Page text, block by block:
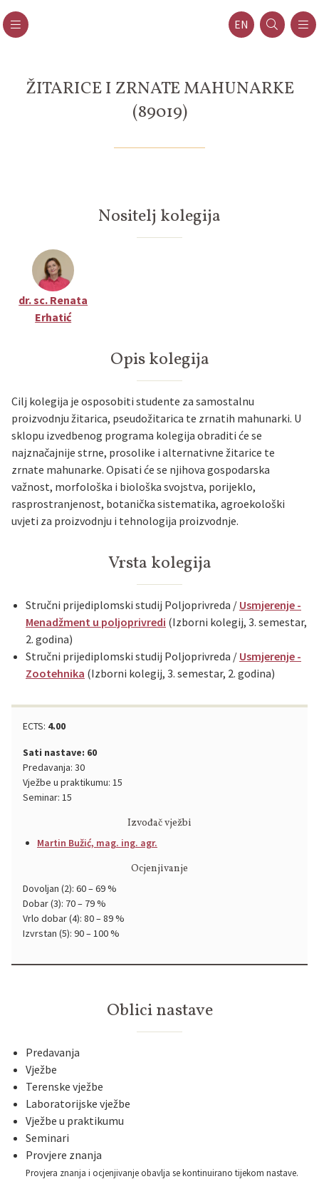
EN
ŽITARICE I ZRNATE MAHUNARKE
(89019)
Nositelj kolegija
dr. sc. Renata
Erhatić
Opis kolegija
Cilj kolegija je osposobiti studente za samostalnu
proizvodnju žitarica, pseudožitarica te zrnatih mahunarki. U
sklopu izvedbenog programa kolegija obraditi će se
najznačajnije strne, prosolike i alternativne žitarice te
zrnate mahunarke. Opisati će se njihova gospodarska
važnost, morfološka i biološka svojstva, porijeklo,
rasprostranjenost, botanička sistematika, agroekološki
uvjeti za proizvodnju i tehnologija proizvodnje.
Vrsta kolegija
Stručni prijediplomski studij Poljoprivreda / Usmjerenje -
Menadžment u poljoprivredi (Izborni kolegij, 3. semestar,
2. godina)
Stručni prijediplomski studij Poljoprivreda / Usmjerenje -
Zootehnika (Izborni kolegij, 3. semestar, 2. godina)
ECTS: 4.00
Sati nastave: 60
Predavanja: 30
Vježbe u praktikumu: 15
Seminar: 15
Izvođač vježbi
Martin Bužić, mag. ing. agr.
Ocjenjivanje
Dovoljan (2): 60 – 69 %
Dobar (3): 70 – 79 %
Vrlo dobar (4): 80 – 89 %
Izvrstan (5): 90 – 100 %
Oblici nastave
Predavanja
Vježbe
Terenske vježbe
Laboratorijske vježbe
Vježbe u praktikumu
Seminari
Provjere znanja
Provjera znanja i ocjenjivanje obavlja se kontinuirano tijekom nastave.